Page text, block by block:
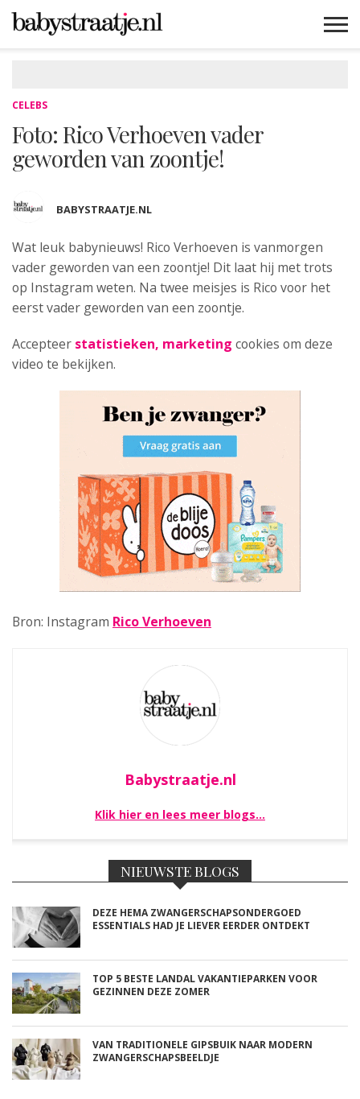
CELEBS
Foto: Rico Verhoeven vader
geworden van zoontje!
BABYSTRAATJE.NL
Wat leuk babynieuws! Rico Verhoeven is vanmorgen
vader geworden van een zoontje! Dit laat hij met trots
op Instagram weten. Na twee meisjes is Rico voor het
eerst vader geworden van een zoontje.
Accepteer statistieken, marketing cookies om deze
video te bekijken.
Bron: Instagram Rico Verhoeven
Babystraatje.nl
Klik hier en lees meer blogs…
NIEUWSTE BLOGS
DEZE HEMA ZWANGERSCHAPSONDERGOED
ESSENTIALS HAD JE LIEVER EERDER ONTDEKT
TOP 5 BESTE LANDAL VAKANTIEPARKEN VOOR
GEZINNEN DEZE ZOMER
VAN TRADITIONELE GIPSBUIK NAAR MODERN
ZWANGERSCHAPSBEELDJE